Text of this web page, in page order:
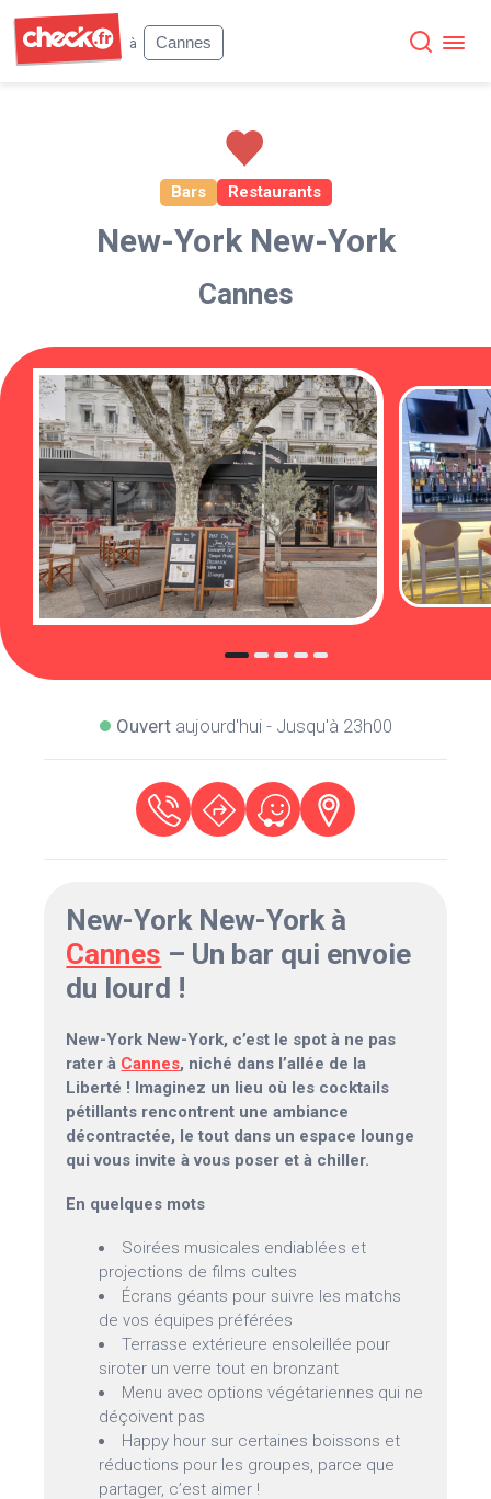
à
Cannes
Bars Restaurants
New-York New-York
Cannes
Ouvertaujourd'hui - Jusqu'à 23h00
New-York New-York à
Cannes – Un bar qui envoie
du lourd !
New-York New-York, c’est le spot à ne pas
rater à Cannes, niché dans l’allée de la
Liberté ! Imaginez un lieu où les cocktails
pétillants rencontrent une ambiance
décontractée, le tout dans un espace lounge
qui vous invite à vous poser et à chiller.
En quelques mots
Soirées musicales endiablées et
projections de films cultes
Écrans géants pour suivre les matchs
de vos équipes préférées
Terrasse extérieure ensoleillée pour
siroter un verre tout en bronzant
Menu avec options végétariennes qui ne
déçoivent pas
Happy hour sur certaines boissons et
réductions pour les groupes, parce que
partager, c’est aimer !